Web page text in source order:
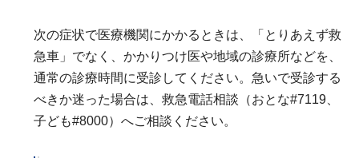
次の症状で医療機関にかかるときは、「とりあえず救
急車」でなく、かかりつけ医や地域の診療所などを、
通常の診療時間に受診してください。急いで受診する
べきか迷った場合は、救急電話相談（おとな#7119、
子ども#8000）へご相談ください。